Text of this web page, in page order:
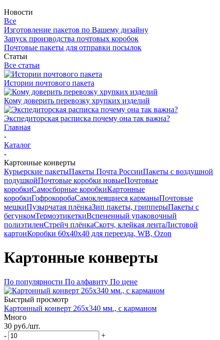
Новости
Все
Изготовление пакетов по Вашему дизайну
Запуск производства почтовых коробок
Почтовые пакеты для отправки посылок
Статьи
Все статьи
Истории почтового пакета
Кому доверить перевозку хрупких изделий
Экспедиторская расписка почему она так важна?
Главная
-
Каталог
-
Картонные конверты
Курьерские пакетыПакеты Почта РоссииПакеты с воздушной
подушкойПочтовые коробки новыеПочтовые
коробкиСамосборные коробкиКартонные
коробкиГофрокоробаСамоклеящиеся карманыПочтовые
мешкиПузырчатая плёнкаЗип пакеты, грипперыПакеты с
бегункомТермоэтикеткиВспененный упаковочный
полиэтиленСтрейч плёнкаСкотч, клейкая лентаЛистовой
картонКоробки 60х40х40 для переезда, WB, Ozon
Картонные конверты
По популярности По алфавиту По цене
Быстрый просмотр
Картонный конверт 265х340 мм., с карманом
Много
30 руб./шт.
-
+